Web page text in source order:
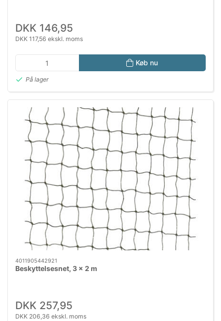
DKK 146,95
DKK 117,56 ekskl. moms
Køb nu
På lager
4011905442921
Beskyttelsesnet, 3 x 2 m
DKK 257,95
DKK 206,36 ekskl. moms